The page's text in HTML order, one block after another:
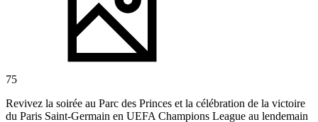
75
Revivez la soirée au Parc des Princes et la célébration de la victoire
du Paris Saint-Germain en UEFA Champions League au lendemain